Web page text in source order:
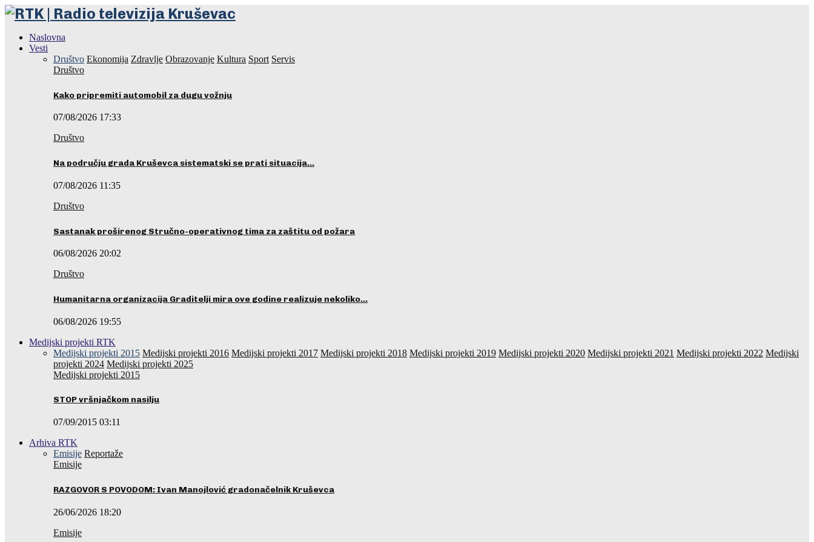
Naslovna
Vesti
Društvo Ekonomija Zdravlje Obrazovanje Kultura Sport Servis
Društvo
Kako pripremiti automobil za dugu vožnju
07/08/2026 17:33
Društvo
Na području grada Kruševca sistematski se prati situacija…
07/08/2026 11:35
Društvo
Sastanak proširenog Stručno-operativnog tima za zaštitu od požara
06/08/2026 20:02
Društvo
Humanitarna organizacija Graditelji mira ove godine realizuje nekoliko…
06/08/2026 19:55
Medijski projekti RTK
Medijski projekti 2015 Medijski projekti 2016 Medijski projekti 2017 Medijski projekti 2018 Medijski projekti 2019 Medijski projekti 2020 Medijski projekti 2021 Medijski projekti 2022 Medijski
projekti 2024 Medijski projekti 2025
Medijski projekti 2015
STOP vršnjačkom nasilju
07/09/2015 03:11
Arhiva RTK
Emisije Reportaže
Emisije
RAZGOVOR S POVODOM: Ivan Manojlović gradonačelnik Kruševca
26/06/2026 18:20
Emisije